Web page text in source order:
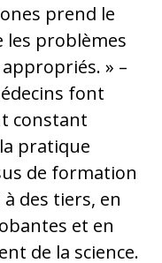
prend le
les problèmes
» –
font
constant
pratique
de formation
des tiers, en
et en
de la science.